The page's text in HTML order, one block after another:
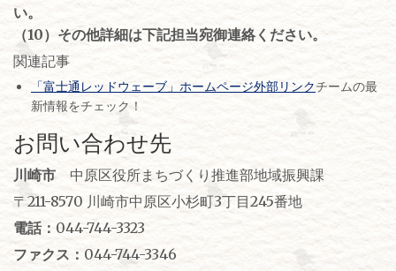
い。
（10）その他詳細は下記担当宛御連絡ください。
関連記事
「富士通レッドウェーブ」ホームページ外部リンクチームの最
新情報をチェック！
お問い合わせ先
川崎市 中原区役所まちづくり推進部地域振興課
〒211-8570 川崎市中原区小杉町3丁目245番地
電話： 044-744-3323
ファクス： 044-744-3346